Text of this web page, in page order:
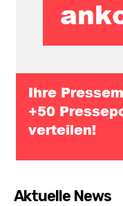
Aktuelle News